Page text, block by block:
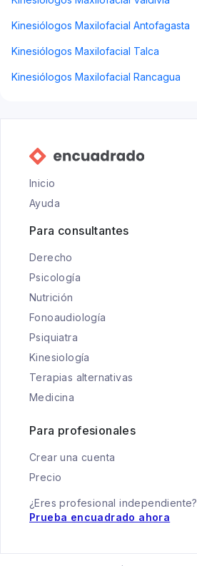
Kinesiólogos Maxilofacial Antofagasta
Kinesiólogos Maxilofacial Talca
Kinesiólogos Maxilofacial Rancagua
Inicio
Ayuda
Para consultantes
Derecho
Psicología
Nutrición
Fonoaudiología
Psiquiatra
Kinesiología
Terapias alternativas
Medicina
Para profesionales
Crear una cuenta
Precio
¿Eres profesional independiente?
Prueba encuadrado ahora